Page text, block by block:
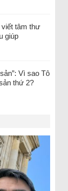
viết tâm thư
giúp
Vì sao Tô
thứ 2?